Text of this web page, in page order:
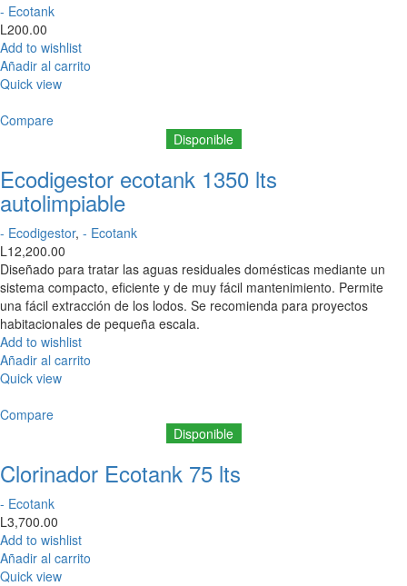
- Ecotank
L200.00
Add to wishlist
Añadir al carrito
Quick view
Compare
Disponible
Ecodigestor ecotank 1350 lts
autolimpiable
- Ecodigestor, - Ecotank
L12,200.00
Diseñado para tratar las aguas residuales domésticas mediante un
sistema compacto, eficiente y de muy fácil mantenimiento. Permite
una fácil extracción de los lodos. Se recomienda para proyectos
habitacionales de pequeña escala.
Add to wishlist
Añadir al carrito
Quick view
Compare
Disponible
Clorinador Ecotank 75 lts
- Ecotank
L3,700.00
Add to wishlist
Añadir al carrito
Quick view